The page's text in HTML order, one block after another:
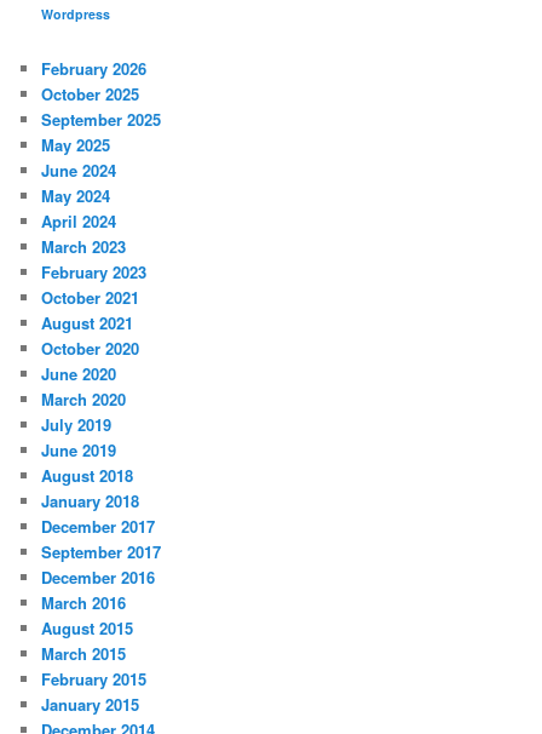
Wordpress
February 2026
October 2025
September 2025
May 2025
June 2024
May 2024
April 2024
March 2023
February 2023
October 2021
August 2021
October 2020
June 2020
March 2020
July 2019
June 2019
August 2018
January 2018
December 2017
September 2017
December 2016
March 2016
August 2015
March 2015
February 2015
January 2015